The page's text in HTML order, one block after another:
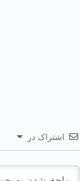
اشتراک در